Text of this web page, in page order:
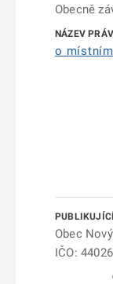
Obecně
o
Obec
IČO: